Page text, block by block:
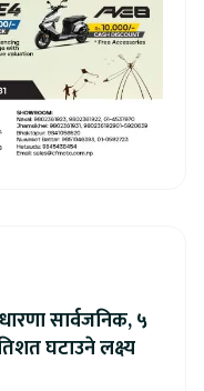
सार्वजनिक, ५
घटाउने लक्ष्य